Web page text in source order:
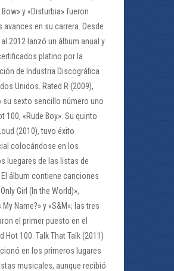
Bow» y «Disturbia» fueron
avances en su carrera. Desde
2012 lanzó un álbum anual y
platino por la
de Industria Discográfica
Unidos. Rated R (2009),
su sexto sencillo número uno
100, «Rude Boy». Su quinto
(2010), tuvo éxito
colocándose en los
luegares de las listas de
álbum contiene canciones
Girl (In the World)»,
My Name?» y «S&M»; las tres
el primer puesto en el
Hot 100. Talk That Talk (2011)
en los primeros lugares
musicales, aunque recibió